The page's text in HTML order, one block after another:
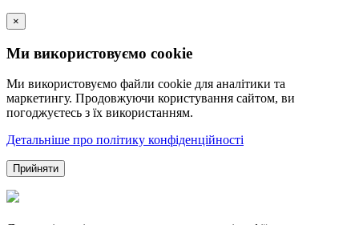
×
Ми використовуємо cookie
Ми використовуємо файли cookie для аналітики та
маркетингу. Продовжуючи користування сайтом, ви
погоджуєтесь з їх використанням.
Детальніше про політику конфіденційності
Прийняти